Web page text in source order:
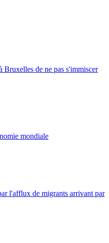
de ne pas s'immiscer
mondiale
l'afflux de migrants arrivant par